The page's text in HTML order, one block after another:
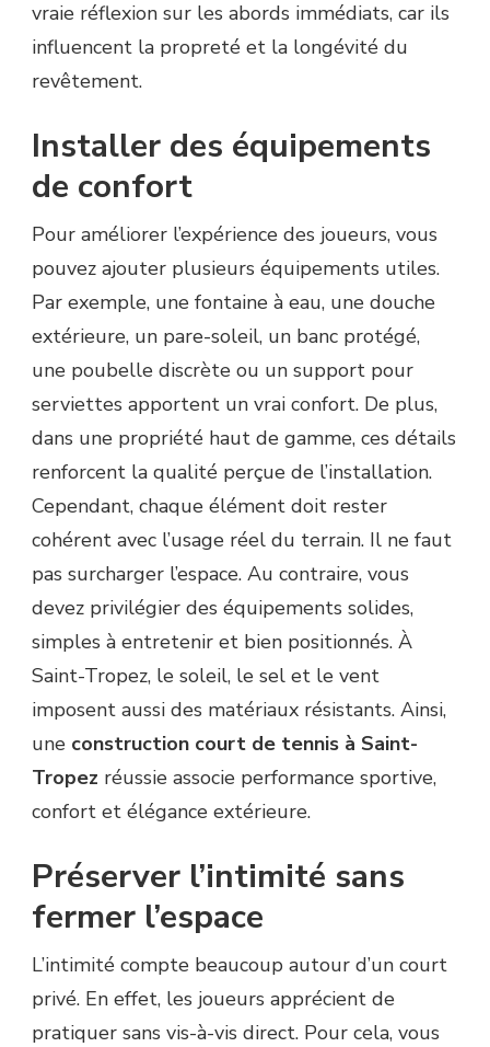
vraie réflexion sur les abords immédiats, car ils
influencent la propreté et la longévité du
revêtement.
Installer des équipements
de confort
Pour améliorer l’expérience des joueurs, vous
pouvez ajouter plusieurs équipements utiles.
Par exemple, une fontaine à eau, une douche
extérieure, un pare-soleil, un banc protégé,
une poubelle discrète ou un support pour
serviettes apportent un vrai confort. De plus,
dans une propriété haut de gamme, ces détails
renforcent la qualité perçue de l’installation.
Cependant, chaque élément doit rester
cohérent avec l’usage réel du terrain. Il ne faut
pas surcharger l’espace. Au contraire, vous
devez privilégier des équipements solides,
simples à entretenir et bien positionnés. À
Saint-Tropez, le soleil, le sel et le vent
imposent aussi des matériaux résistants. Ainsi,
une construction court de tennis à Saint-
Tropez réussie associe performance sportive,
confort et élégance extérieure.
Préserver l’intimité sans
fermer l’espace
L’intimité compte beaucoup autour d’un court
privé. En effet, les joueurs apprécient de
pratiquer sans vis-à-vis direct. Pour cela, vous